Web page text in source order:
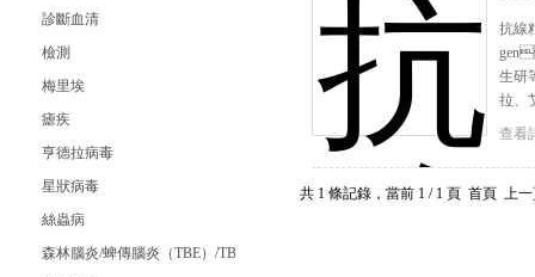
診斷血清
檢測
梅里埃
瘧疾
亨德拉病毒
星狀病毒
絲蟲病
森林腦炎/蜱傳腦炎（TBE）/TBE Virus IgG試劑盒
抗線
生研
拉、
查看
共 1 條記錄，當前 1 / 1 頁 首頁